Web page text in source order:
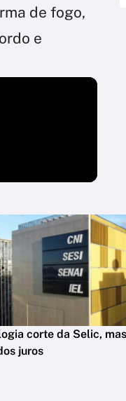
de fogo,
e
corte da Selic,
juros